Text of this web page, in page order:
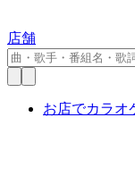
店舗
お店でカラオ